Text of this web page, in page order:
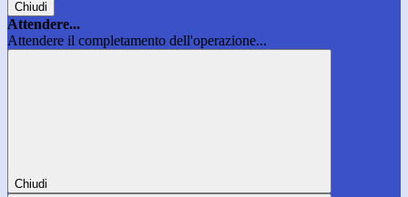
Chiudi
Attendere...
Attendere il completamento dell'operazione...
Chiudi